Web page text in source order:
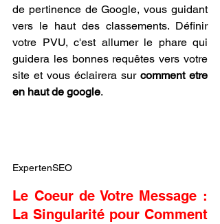
de pertinence de Google, vous guidant
vers le haut des classements. Définir
votre PVU, c'est allumer le phare qui
guidera les bonnes requêtes vers votre
site et vous éclairera sur comment etre
en haut de google.
ExpertenSEO
Le Coeur de Votre Message :
La Singularité pour Comment